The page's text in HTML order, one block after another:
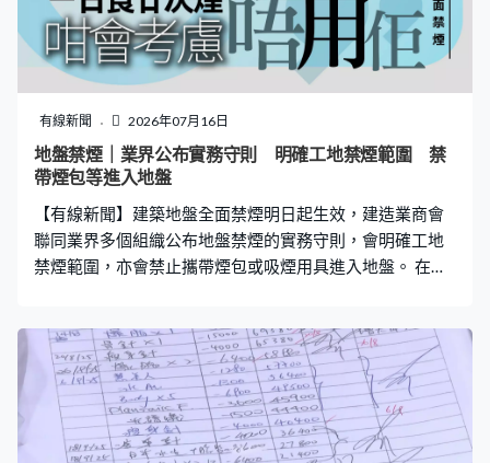
代表資深大律師孫靖乾重申，一直開誠布公，配合調查，
31位證人先後作供13日，選擇迴避的人缺席聽證會而被忽
略，觀感上令政府變成始作俑者，亦有傳媒指政府釀成大
禍，是片面及有欠公允。 政府總結，現行制度依賴專業操
守，審核以抽樣為基礎，面對蓄意合謀、疏忽或隱瞞，難
以揭露違法行為及濫用等。孫靖乾指，承建商違規才是直
接導致大火蔓延的成因，不應與制度弱點混淆和放在同一
都見到工人吸煙，反映不是偶爾疏忽，而是長時
有線新聞 2026年07月16日
地盤禁煙｜業界公布實務守則 明確工地禁煙範圍 禁
帶煙包等進入地盤
【有線新聞】建築地盤全面禁煙明日起生效，建造業商會
聯同業界多個組織公布地盤禁煙的實務守則，會明確工地
禁煙範圍，亦會禁止攜帶煙包或吸煙用具進入地盤。 在啟
額罰款3,000元。有工人認同做法，建築工人李先生：「其
實是會好一些，的確危險。我也看過數次起火，是否因為
煙頭我不知道，但的確有問題。」 建築工程總承建商及分
判商如無採取合理措施確保地盤禁煙，最高罰款40萬元。
建造業商會聯同業界組織公布禁煙實務指引，涵蓋建築地